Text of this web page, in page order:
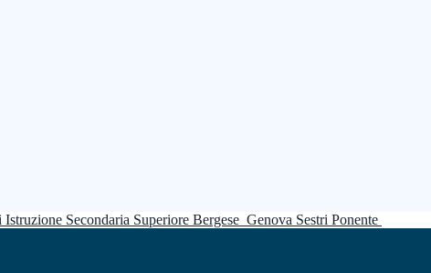
Secondaria Superiore Bergese Genova Sestri Ponente